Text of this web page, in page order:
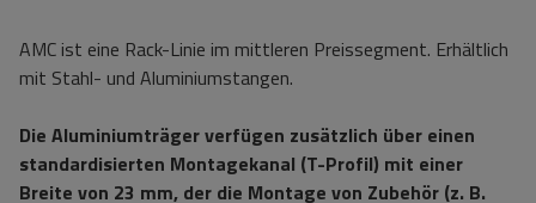
AMC ist eine Rack-Linie im mittleren Preissegment. Erhältlich
mit Stahl- und Aluminiumstangen.
Die Aluminiumträger verfügen zusätzlich über einen
standardisierten Montagekanal (T-Profil) mit einer
Breite von 23 mm, der die Montage von Zubehör (z. B.